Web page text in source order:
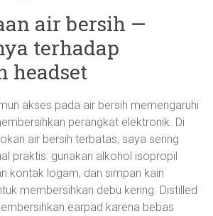
air bersih —
terhadap
headset
akses pada air bersih memengaruhi
perangkat elektronik. Di
air bersih terbatas, saya sering
praktis: gunakan alkohol isopropil
kontak logam, dan simpan kain
membersihkan debu kering. Distilled
earpad karena bebas